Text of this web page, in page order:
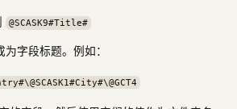
@SCASK9#Title#
字段标题。例如：